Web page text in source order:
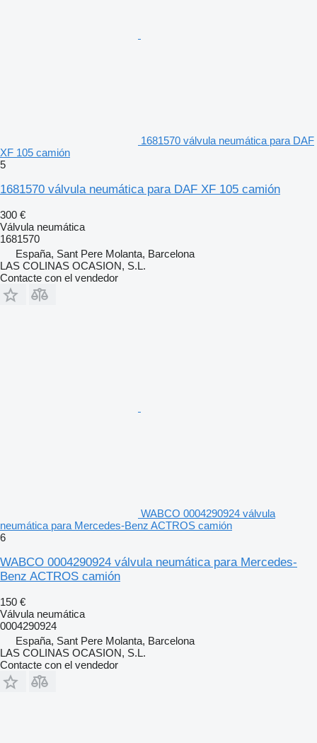
1681570 válvula neumática para DAF
XF 105 camión
5
1681570 válvula neumática para DAF XF 105 camión
300 €
Válvula neumática
1681570
España, Sant Pere Molanta, Barcelona
LAS COLINAS OCASION, S.L.
Contacte con el vendedor
WABCO 0004290924 válvula
neumática para Mercedes-Benz ACTROS camión
6
WABCO 0004290924 válvula neumática para Mercedes-
Benz ACTROS camión
150 €
Válvula neumática
0004290924
España, Sant Pere Molanta, Barcelona
LAS COLINAS OCASION, S.L.
Contacte con el vendedor